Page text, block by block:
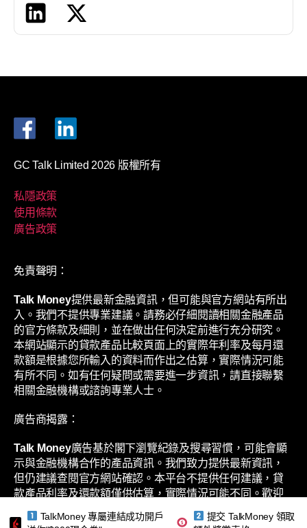
GC Talk Limited 2026 版權所有
私隱政策
使用條款
廣告政策
免責聲明：
Talk Money提供最新金融資訊，但可能與官方網站有所出
入。我們不提供專業建議。請務必仔細閱讀相關金融產品
的官方條款及細則，並在做出任何決定前進行充分研究。
本網站顯示的貸款產品比較頁面上的實際年利率及每月還
款額是根據您所輸入的資料而作出之估算，實際情況可能
有所不同。如有任何疑問或需要進一步資訊，請直接聯繫
相關金融機構或諮詢專業人士。
廣告商揭露：
Talk Money廣告基於閣下瀏覽紀錄及搜尋習慣，可能會顯
示與金融機構合作的產品資訊。我們致力提供最新資訊，
但仍建議查閱官方網站確認。本平台不提供任何建議，貸
款產品利率及還款額僅供估算，實際情況可能不同。歡迎
聯繫相關金融機構或專業人士了解更多。
TalkMoney 專屬連結成功開戶
提交 TalkMoney 領取